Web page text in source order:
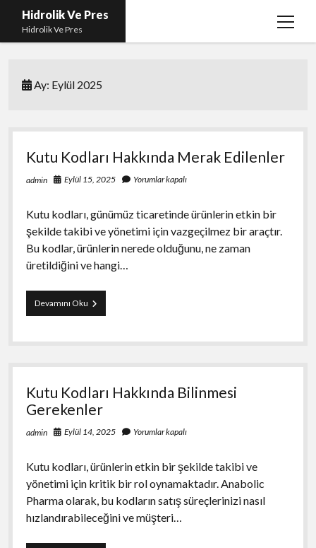
Hidrolik Ve Pres
Hidrolik Ve Pres
menüyü
Ay: Eylül 2025
Kutu Kodları Hakkında Merak Edilenler
admin Eylül 15, 2025 Yorumlar kapalı
Kutu kodları, günümüz ticaretinde ürünlerin etkin bir
şekilde takibi ve yönetimi için vazgeçilmez bir araçtır.
Bu kodlar, ürünlerin nerede olduğunu, ne zaman
üretildiğini ve hangi…
Devamını OkuKutu
Kodları
Merak
Kutu Kodları Hakkında Bilinmesi
Gerekenler
admin Eylül 14, 2025 Yorumlar kapalı
Kutu kodları, ürünlerin etkin bir şekilde takibi ve
yönetimi için kritik bir rol oynamaktadır. Anabolic
Pharma olarak, bu kodların satış süreçlerinizi nasıl
hızlandırabileceğini ve müşteri…